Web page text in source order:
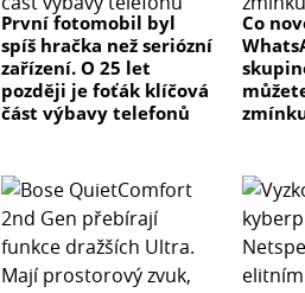
První fotomobil byl
spíš hračka než seriózní
zařízení. O 25 let
později je foťák klíčová
část výbavy telefonů
Co